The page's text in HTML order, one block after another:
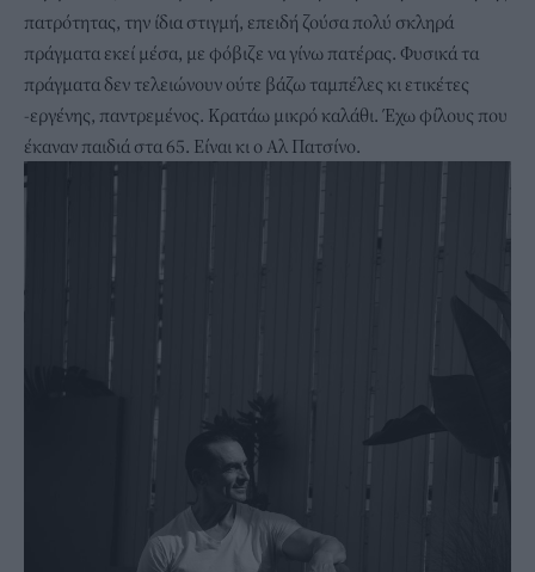
πατρότητας, την ίδια στιγμή, επειδή ζούσα πολύ σκληρά
πράγματα εκεί μέσα, με φόβιζε να γίνω πατέρας. Φυσικά τα
πράγματα δεν τελειώνουν ούτε βάζω ταμπέλες κι ετικέτες
-εργένης, παντρεμένος. Κρατάω μικρό καλάθι. Έχω φίλους που
έκαναν παιδιά στα 65. Είναι κι ο Αλ Πατσίνο.